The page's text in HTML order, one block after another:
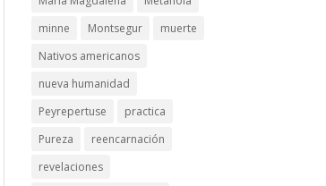
minne
Montsegur
muerte
Nativos americanos
nueva humanidad
Peyrepertuse
practica
Pureza
reencarnación
revelaciones